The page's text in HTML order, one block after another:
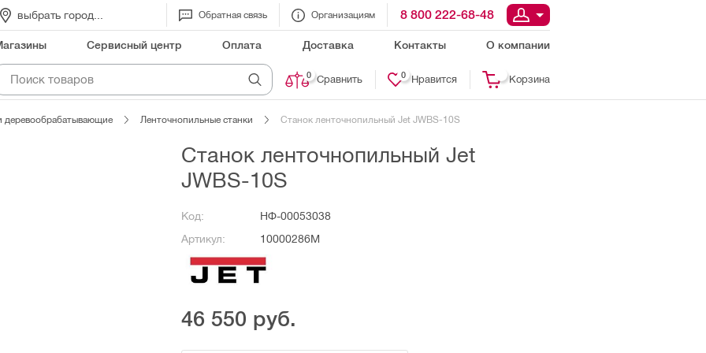
выбрать город... Обратная связь Организациям 8 800 222-68-48
Сервисный центр Оплата Доставка Контакты О компании
Сравнить
0 Нравится
0 Корзина
деревообрабатывающие Ленточнопильные станки Станок ленточнопильный Jet JWBS-10S
Станок ленточнопильный Jet
JWBS-10S
Код:
НФ-00053038
Артикул:
10000286M
46 550 руб.